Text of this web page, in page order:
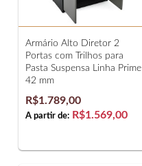
Armário Alto Diretor 2
Portas com Trilhos para
Pasta Suspensa Linha Prime
42 mm
R$1.789,00
A partir de: R$1.569,00